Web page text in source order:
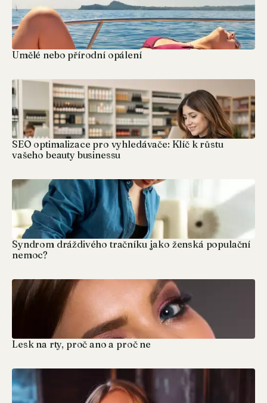
Umělé nebo přírodní opálení
SEO optimalizace pro vyhledávače: Klíč k růstu
vašeho beauty businessu
Syndrom dráždivého tračníku jako ženská populační
nemoc?
Lesk na rty, proč ano a proč ne